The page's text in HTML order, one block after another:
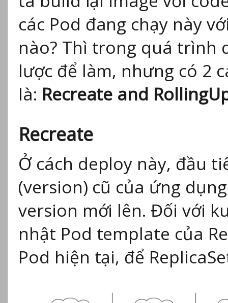
các Pod đang chạy này
nào? Thì trong quá trình
lược để làm, nhưng có 2
là: Recreate and
Recreate
Ở cách deploy này, đầu
(version) cũ của ứng
version mới lên. Đối với
nhật Pod template của
Pod hiện tại, để